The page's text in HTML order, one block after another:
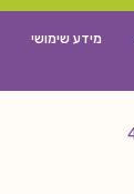
מידע שימושי